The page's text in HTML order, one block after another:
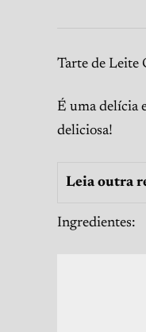
Tarte de Leite
É uma delícia
deliciosa!
Leia outra
Ingredientes: